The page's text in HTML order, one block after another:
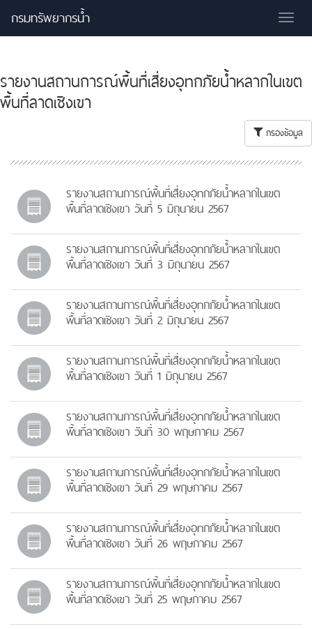
กรมทรัพยากรน้ำ
รายงานสถานการณ์พื้นที่เสี่ยงอุทกภัยน้ำหลากในเขต
พื้นที่ลาดเชิงเขา
กรองข้อมูล
รายงานสถานการณ์พื้นที่เสี่ยงอุทกภัยน้ำหลากในเขต
พื้นที่ลาดเชิงเขา วันที่ 5 มิถุนายน 2567
รายงานสถานการณ์พื้นที่เสี่ยงอุทกภัยน้ำหลากในเขต
พื้นที่ลาดเชิงเขา วันที่ 3 มิถุนายน 2567
รายงานสถานการณ์พื้นที่เสี่ยงอุทกภัยน้ำหลากในเขต
พื้นที่ลาดเชิงเขา วันที่ 2 มิถุนายน 2567
รายงานสถานการณ์พื้นที่เสี่ยงอุทกภัยน้ำหลากในเขต
พื้นที่ลาดเชิงเขา วันที่ 1 มิถุนายน 2567
รายงานสถานการณ์พื้นที่เสี่ยงอุทกภัยน้ำหลากในเขต
พื้นที่ลาดเชิงเขา วันที่ 30 พฤษภาคม 2567
รายงานสถานการณ์พื้นที่เสี่ยงอุทกภัยน้ำหลากในเขต
พื้นที่ลาดเชิงเขา วันที่ 29 พฤษภาคม 2567
รายงานสถานการณ์พื้นที่เสี่ยงอุทกภัยน้ำหลากในเขต
พื้นที่ลาดเชิงเขา วันที่ 26 พฤษภาคม 2567
รายงานสถานการณ์พื้นที่เสี่ยงอุทกภัยน้ำหลากในเขต
พื้นที่ลาดเชิงเขา วันที่ 25 พฤษภาคม 2567